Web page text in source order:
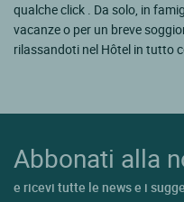
qualche click . Da solo, in
vacanze o per un breve
rilassandoti nel Hôtel in tutto
Abbonati alla
e ricevi tutte le news e i